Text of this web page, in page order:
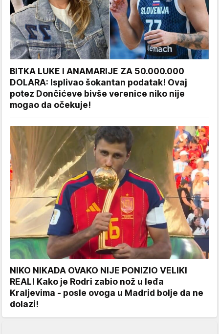
BITKA LUKE I ANAMARIJE ZA 50.000.000
DOLARA: Isplivao šokantan podatak! Ovaj
potez Dončićeve bivše verenice niko nije
mogao da očekuje!
NIKO NIKADA OVAKO NIJE PONIZIO VELIKI
REAL! Kako je Rodri zabio nož u leđa
Kraljevima - posle ovoga u Madrid bolje da ne
dolazi!